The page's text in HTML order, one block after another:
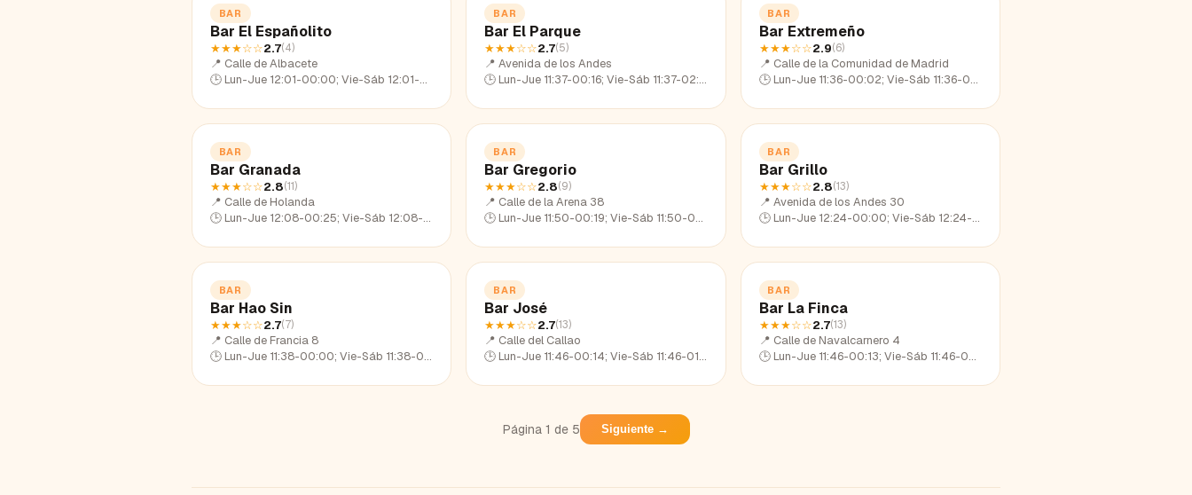
BAR
Bar El Españolito
★★★☆☆2.7(4)
📍 Calle de Albacete
🕒 Lun-Jue 12:01-00:00; Vie-Sáb 12:01-01:47; Dom 12:01-23:19
BAR
Bar El Parque
★★★☆☆2.7(5)
📍Avenida de los Andes
🕒 Lun-Jue 11:37-00:16; Vie-Sáb 11:37-02:19; Dom 11:37-23:28
BAR
Bar Extremeño
★★★☆☆2.9(6)
📍 Calle de la Comunidad de Madrid
🕒 Lun-Jue 11:36-00:02; Vie-Sáb 11:36-01:30; Dom 11:36-23:14
BAR
Bar Granada
★★★☆☆2.8(11)
📍 Calle de Holanda
🕒 Lun-Jue 12:08-00:25; Vie-Sáb 12:08-01:58; Dom 12:08-22:34
BAR
Bar Gregorio
★★★☆☆2.8(9)
📍 Calle de la Arena 38
🕒 Lun-Jue 11:50-00:19; Vie-Sáb 11:50-02:22; Dom 11:50-23:03
BAR
Bar Grillo
★★★☆☆2.8(13)
📍 Avenida de los Andes 30
🕒 Lun-Jue 12:24-00:00; Vie-Sáb 12:24-02:17; Dom 12:24-23:30
BAR
Bar Hao Sin
★★★☆☆2.7(7)
📍 Calle de Francia 8
🕒 Lun-Jue 11:38-00:00; Vie-Sáb 11:38-01:59; Dom 11:38-22:30
BAR
Bar José
★★★☆☆2.7(13)
📍 Calle del Callao
🕒 Lun-Jue 11:46-00:14; Vie-Sáb 11:46-01:32; Dom 11:46-23:13
BAR
Bar La Finca
★★★☆☆2.7(13)
📍 Calle de Navalcarnero 4
🕒 Lun-Jue 11:46-00:13; Vie-Sáb 11:46-02:19; Dom 11:46-22:57
Página 1 de 5 Siguiente →